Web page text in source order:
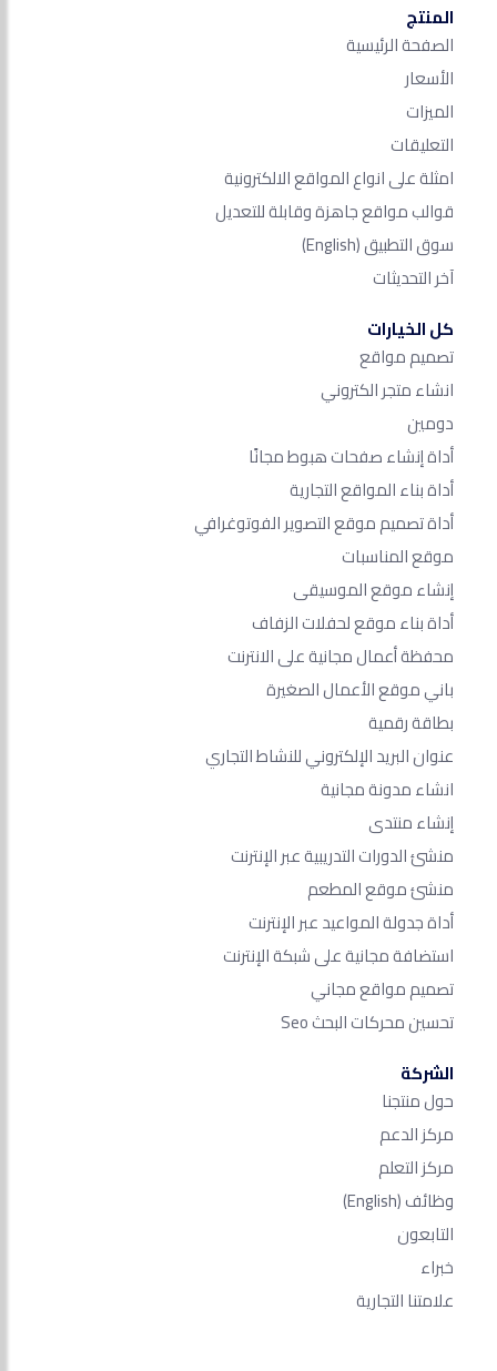
المنتج
الصفحة الرئيسية
الأسعار
الميزات
التعليقات
امثلة على انواع المواقع الالكترونية
قوالب مواقع جاهزة وقابلة للتعديل
سوق التطبيق(English)
آخر التحديثات
كل الخيارات
تصميم مواقع
انشاء متجر الكتروني
دومين
أداة إنشاء صفحات هبوط مجانًا
أداة بناء المواقع التجارية
أداة تصميم موقع التصوير الفوتوغرافي
موقع المناسبات
إنشاء موقع الموسيقى
أداة بناء موقع لحفلات الزفاف
محفظة أعمال مجانية على الانترنت
باني موقع الأعمال الصغيرة
بطاقة رقمية
عنوان البريد الإلكتروني للنشاط التجاري
انشاء مدونة مجانية
إنشاء منتدى
منشئ الدورات التدريبية عبر الإنترنت
منشئ موقع المطعم
أداة جدولة المواعيد عبر الإنترنت
استضافة مجانية على شبكة الإنترنت
تصميم مواقع مجاني
تحسين محركات البحث Seo​
الشركة
حول منتجنا
مركز الدعم
مركز التعلم
وظائف(English)
التابعون
خبراء
علامتنا التجارية